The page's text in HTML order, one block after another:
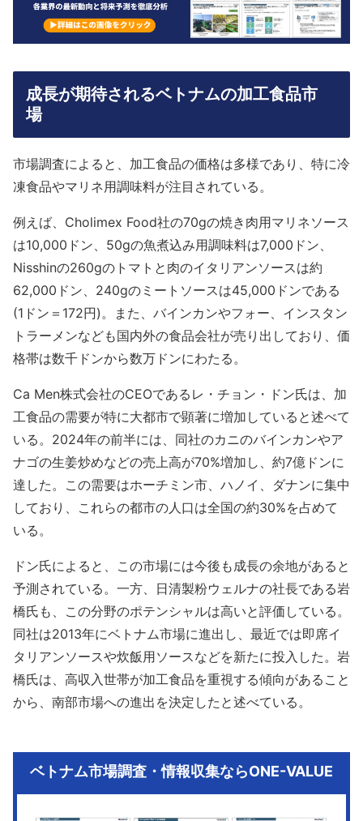
成長が期待されるベトナムの加工食品市
場
市場調査によると、加工食品の価格は多様であり、特に冷
凍食品やマリネ用調味料が注目されている。
例えば、Cholimex Food社の70gの焼き肉用マリネソース
は10,000ドン、50gの魚煮込み用調味料は7,000ドン、
Nisshinの260gのトマトと肉のイタリアンソースは約
62,000ドン、240gのミートソースは45,000ドンである
(1ドン＝172円)。また、バインカンやフォー、インスタン
トラーメンなども国内外の食品会社が売り出しており、価
格帯は数千ドンから数万ドンにわたる。
Ca Men株式会社のCEOであるレ・チョン・ドン氏は、加
工食品の需要が特に大都市で顕著に増加していると述べて
いる。2024年の前半には、同社のカニのバインカンやア
ナゴの生姜炒めなどの売上高が70%増加し、約7億ドンに
達した。この需要はホーチミン市、ハノイ、ダナンに集中
しており、これらの都市の人口は全国の約30%を占めて
いる。
ドン氏によると、この市場には今後も成長の余地があると
予測されている。一方、日清製粉ウェルナの社長である岩
橋氏も、この分野のポテンシャルは高いと評価している。
同社は2013年にベトナム市場に進出し、最近では即席イ
タリアンソースや炊飯用ソースなどを新たに投入した。岩
橋氏は、高収入世帯が加工食品を重視する傾向があること
から、南部市場への進出を決定したと述べている。
ベトナム市場調査・情報収集ならONE-VALUE